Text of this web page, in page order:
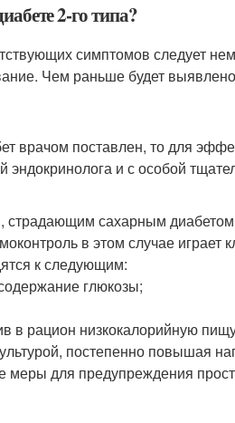
2-го типа?
симптомов следует
Чем раньше будет
врачом поставлен, то для
и с особой
сахарным
в этом случае играет
к следующим:
глюкозы;
в рацион низкокалорийную
постепенно повышая
меры для предупреждения